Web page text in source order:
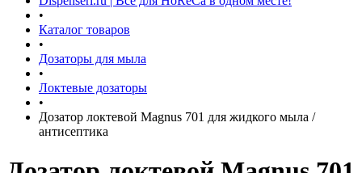
•
Каталог товаров
•
Дозаторы для мыла
•
Локтевые дозаторы
•
Дозатор локтевой Magnus 701 для жидкого мыла /
антисептика